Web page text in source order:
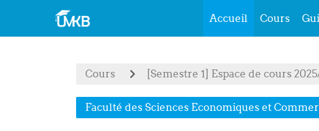
Accueil Cours
Cours [Semestre 1] Espace de cours
Faculté des Sciences Economiques et